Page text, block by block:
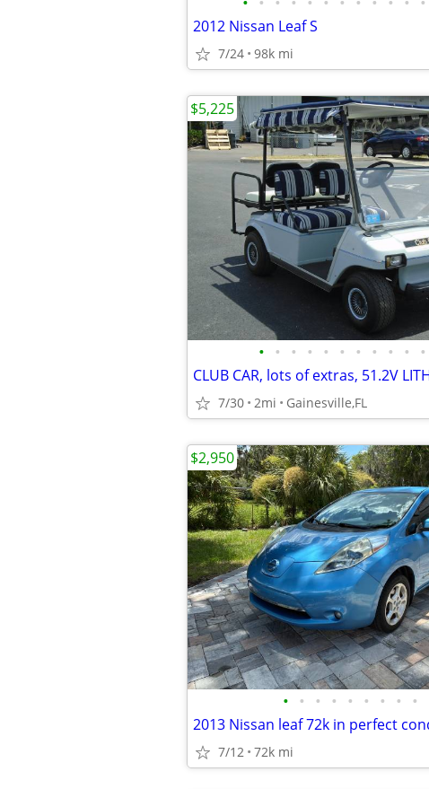
2012 Nissan Leaf S
7/24 98k mi
• • • • • • • • • • •
7/30 2mi Gainesville,FL
$5,225
• • • • • • • • •
7/12 72k mi
$2,950